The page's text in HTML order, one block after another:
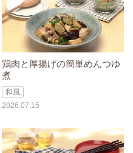
鶏肉と厚揚げの簡単めんつゆ
煮
和風
2026.07.15